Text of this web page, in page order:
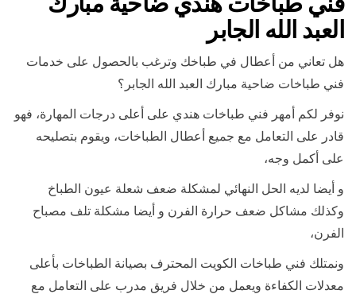
العبد الله الجابر
هل تعاني من أعطال في طباخك وترغب بالحصول على خدمات
فني طباخات ضاحية مبارك العبد الله الجابر؟
نوفر لكم أمهر فني طباخات هندي على أعلى درجات المهارة، فهو
قادر على التعامل مع جميع أعطال الطباخات، ويقوم بتصليحه
على أكمل وجه،
و أيضا لديه الحل النهائي لمشكلة ضعف شعلة عيون الطباخ
وكذلك مشاكل ضعف حرارة الفرن و أيضا مشكلة تلف مصباح
الفرن،
ونمتلك فني طباخات الكويت المحترف بصيانة الطباخات بأعلى
معدلات الكفاءة ويعمل من خلال فريق مدرب على التعامل مع